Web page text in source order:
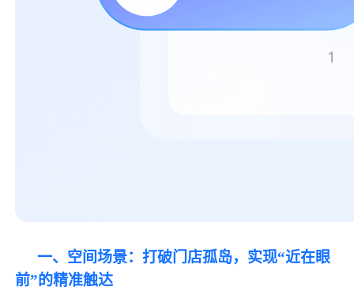
一、空间场景：打破门店孤岛，实现“近在眼
前”的精准触达